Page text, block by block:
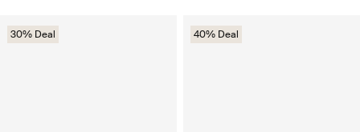
30% Deal 40% Deal